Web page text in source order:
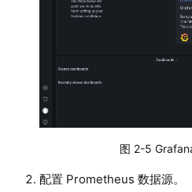
图 2-5
配置 Prometheus 数据源。